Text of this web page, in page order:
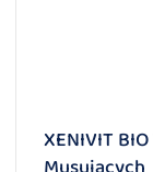
XENIVIT